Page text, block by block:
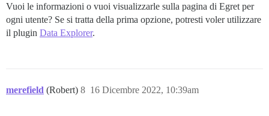
Vuoi le informazioni o vuoi visualizzarle sulla pagina di Egret per
ogni utente? Se si tratta della prima opzione, potresti voler utilizzare
il plugin Data Explorer.
merefield (Robert) 16 Dicembre 2022, 10:39am
8